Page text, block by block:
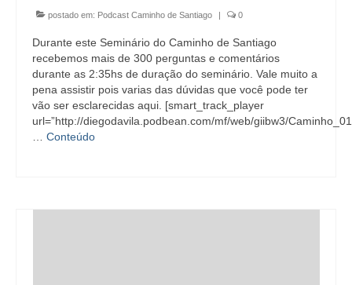
postado em: Podcast Caminho de Santiago | 0
Durante este Seminário do Caminho de Santiago
recebemos mais de 300 perguntas e comentários
durante as 2:35hs de duração do seminário. Vale muito a
pena assistir pois varias das dúvidas que você pode ter
vão ser esclarecidas aqui. [smart_track_player
url=”http://diegodavila.podbean.com/mf/web/giibw3/
Conteúdo